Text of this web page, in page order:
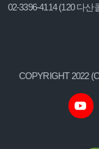
02-3396-4114 (120 다
COPYRIGHT 2022